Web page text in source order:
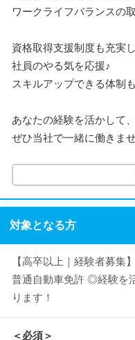
ワークライフバランスの
資格取得支援制度も充実し
社員のやる気を応援♪
スキルアップできる体制
あなたの経験を活かして、
ぜひ当社で一緒に働きま
対象となる方
【高卒以上｜経験者募
普通自動車免許 ◎経験を
ります！
＜必須＞